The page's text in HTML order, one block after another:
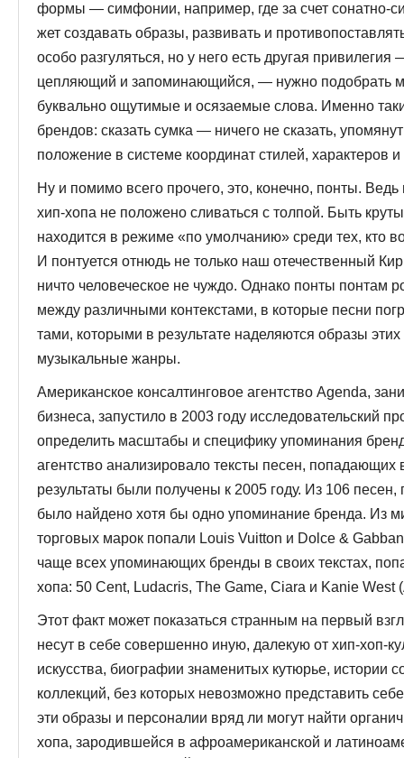
формы — симфонии, например, где за счет сонатно-
жет создавать образы, развивать и
особо разгуляться, но у него есть другая
цепляющий и запоминаю­щийся, — нужно подобрать
буквально ощутимые и осязаемые слова. Именно
брендов: сказать сумка — ничего не сказать,
положение в системе координат стилей, характеров и
Ну и помимо всего прочего, это, конечно, понты.
хип-хопа не положено сливаться с толпой. Быть
находится в режиме «по умолчанию» среди тех, кто
И понтуется отнюдь не только наш отечественный
ничто человеческое не чуждо. Однако понты понтам
между различными кон­текстами, в которые песни
тами, которыми в результате наделяются образы
музыкальные жанры.
Американское консалтинговое агентство Agenda,
бизнеса, запустило в 2003 году исследовательский
определить масштабы и специ­фику упоминания
агентство ана­лизировало тексты песен, попадающих
результаты были получены к 2005 году. Из 106
было найдено хотя бы одно упоминание бренда. Из
торговых марок по­пали Louis Vuitton и Dolce &
чаще всех упоминающих бренды в своих текстах,
хопа: 50 Cent, Ludacris, The Game, Ciara и Kanie West
Этот факт может показаться странным на первый
несут в себе совершенно иную, далекую от хип-хоп-
искусства, биографии знамени­тых кутюрье, истории
коллекций, без которых невозможно представить
эти образы и персоналии вряд ли могут найти
хопа, зародившейся в афроамериканской и